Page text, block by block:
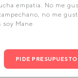
empatía. No me
no me
soy Mane
PIDE PRESUPUESTO